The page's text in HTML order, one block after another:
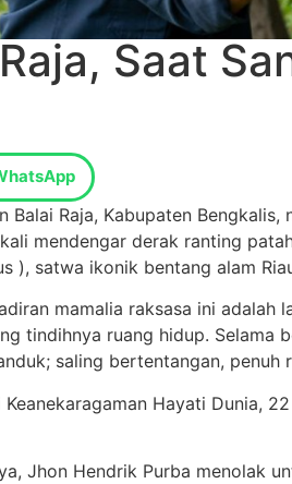
Saat
Balai Raja, Kabupaten
mendengar derak ranting
), satwa ikonik bentang alam
mamalia raksasa ini
tindihnya ruang hidup. Selama
saling bertentangan, penuh
Hayati Dunia,
Jhon Hendrik Purba